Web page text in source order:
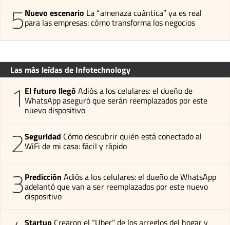
5Nuevo escenario La “amenaza cuántica” ya es real
para las empresas: cómo transforma los negocios
Las más leídas de Infotechnology
1 El futuro llegó Adiós a los celulares: el dueño de
WhatsApp aseguró que serán reemplazados por este
nuevo dispositivo
2Seguridad Cómo descubrir quién está conectado al
WiFi de mi casa: fácil y rápido
3Predicción Adiós a los celulares: el dueño de WhatsApp
adelantó que van a ser reemplazados por este nuevo
dispositivo
Startup Crearon el “Uber” de los arreglos del hogar y